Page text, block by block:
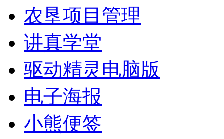
农垦项目管理
讲真学堂
驱动精灵电脑版
电子海报
小熊便签